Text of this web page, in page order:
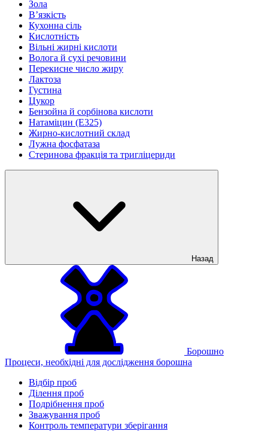
Зола
В’язкість
Кухонна сіль
Кислотність
Вільні жирні кислоти
Волога й сухі речовини
Перекисне число жиру
Лактоза
Густина
Цукор
Бензойна й сорбінова кислоти
Натаміцин (Е325)
Жирно-кислотний склад
Лужна фосфатаза
Стеринова фракція та тригліцериди
Назад
Борошно
Процеси, необхідні для дослідження борошна
Відбір проб
Ділення проб
Подрібнення проб
Зважування проб
Контроль температури зберігання